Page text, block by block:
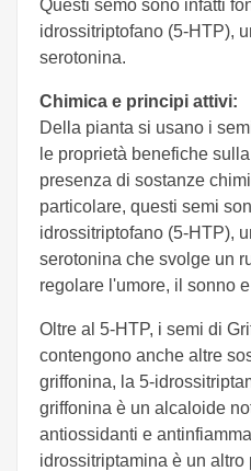
Questi semo sono infatti
idrossitriptofano (5-HTP),
serotonina.
Chimica e principi attivi:
Della pianta si usano i
le proprietà benefiche
presenza di sostanze
particolare, questi semi
idrossitriptofano (5-HTP),
serotonina che svolge un
regolare l'umore, il sonno
Oltre al 5-HTP, i semi di
contengono anche altre
griffonina, la 5-
griffonina è un alcaloide
antiossidanti e
idrossitriptamina è un altro